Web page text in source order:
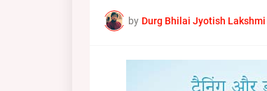
by Durg Bhilai Jyotish